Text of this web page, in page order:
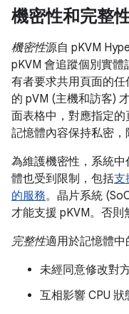
機密性和完整
機密性源自 pKVM
pKVM 會追蹤個別實體
有者要求共用頁面的
的 pVM (主機和訪客)
面表格中，對應指定
記憶體內容保持私密，
為維護機密性，系統
體也受到限制，包括支
的服務。晶片系統
才能支援 pKVM。否則
完整性適用於記憶體中
未經同意修改對
互相影響 CPU 狀